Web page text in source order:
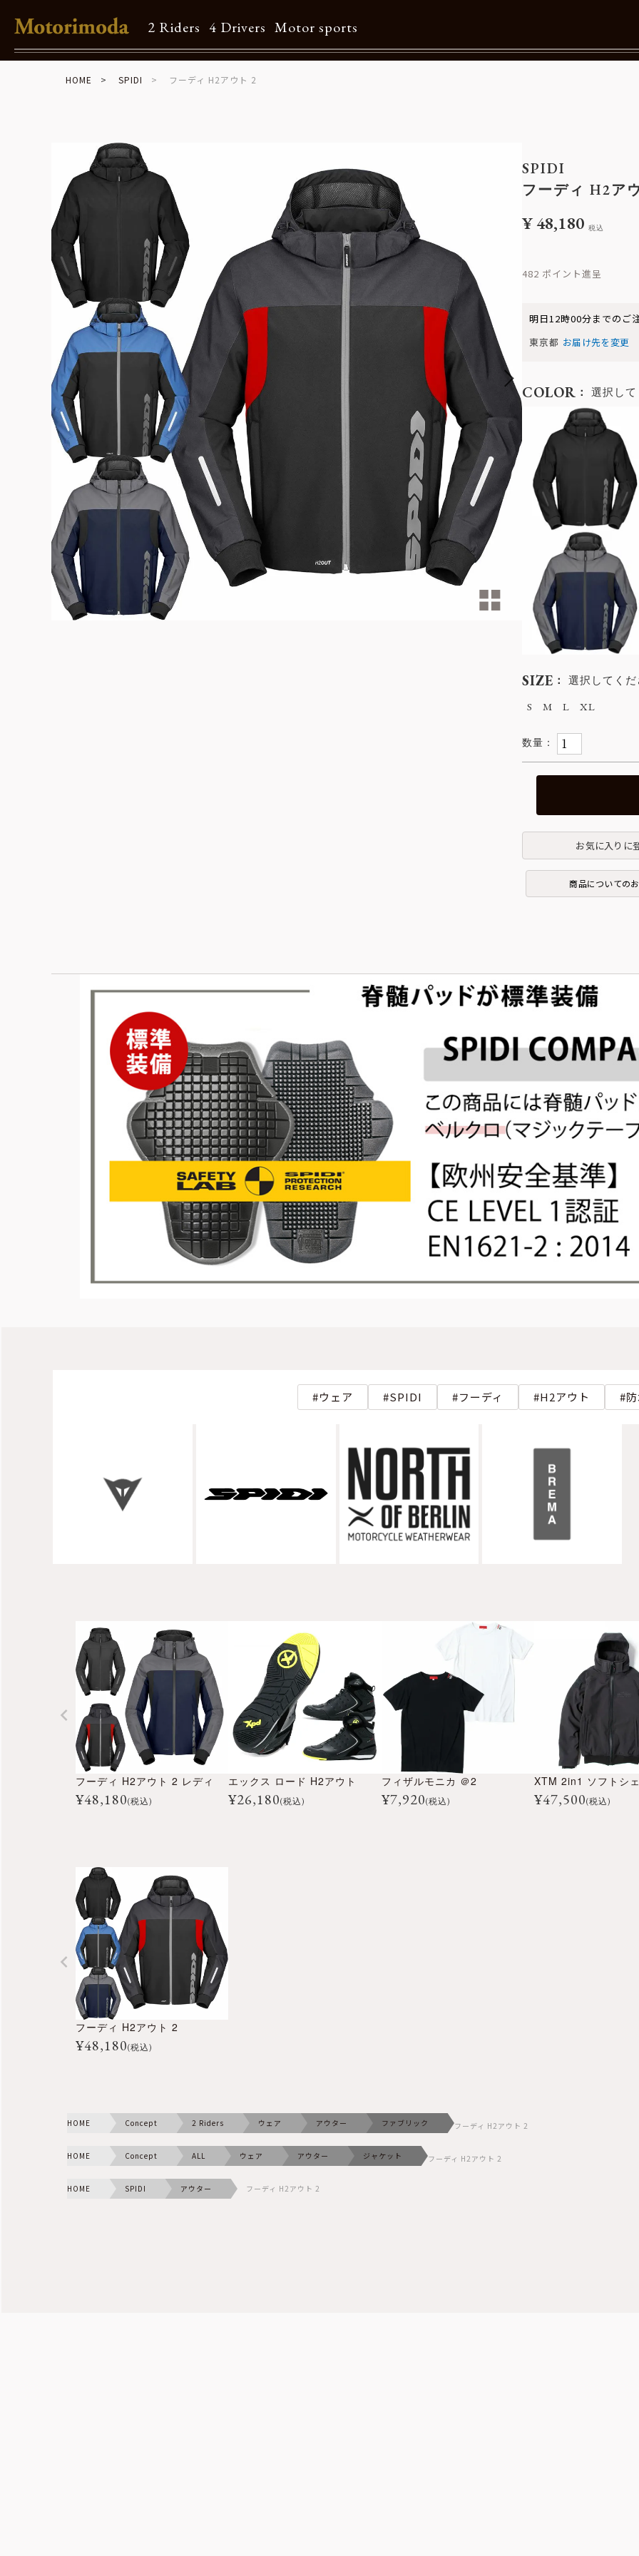
2 Riders 4 Drivers Motor sports
Shop Info
Brand
Brand list
Guide
ご利用ガイド
よくある質問
お問合せ
HOME SPIDI フーディ H2アウト 2
SPIDI
フーディ H2ア
¥48,180 税込
482
明日12時00分までのご
東京都 お届け先を変更
SIZE
選択してく
S
M L XL
COLOR 選択し
お気に入りに
商品についての
ウェア SPIDI フーディ H2アウト
フーディ H2アウト 2 レディ
¥48,180(税込)
エックス ロード H2アウト
¥26,180(税込)
フィザルモニカ ＠2
¥7,920(税込) ¥47,500(税込)
フーディ H2アウト 2
¥48,180(税込)
HOME Concept 2 Riders ウェア アウター ファブリック フーディ H2アウト 2
HOME Concept ALL ウェア アウター ジャケット フーディ H2アウト 2
HOME SPIDI アウター フーディ H2アウト 2